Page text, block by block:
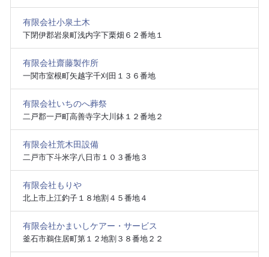
有限会社小泉土木
下閉伊郡岩泉町浅内字下栗畑６２番地１
有限会社齋藤製作所
一関市室根町矢越字千刈田１３６番地
有限会社いちのへ葬祭
二戸郡一戸町高善寺字大川鉢１２番地２
有限会社荒木田設備
二戸市下斗米字八日市１０３番地３
有限会社もりや
北上市上江釣子１８地割４５番地４
有限会社かまいしケアー・サービス
釜石市鵜住居町第１２地割３８番地２２